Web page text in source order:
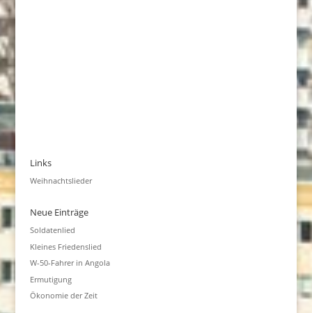
Links
Weihnachtslieder
Neue Einträge
Soldatenlied
Kleines Friedenslied
W-50-Fahrer in Angola
Ermutigung
Ökonomie der Zeit